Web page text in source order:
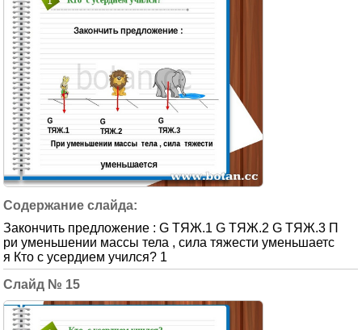
Закончить предложение : G ТЯЖ.1 G ТЯЖ.2 G ТЯЖ.3 П
ри уменьшении массы тела , сила тяжести уменьшаетс
я Кто с усердием учился? 1
15